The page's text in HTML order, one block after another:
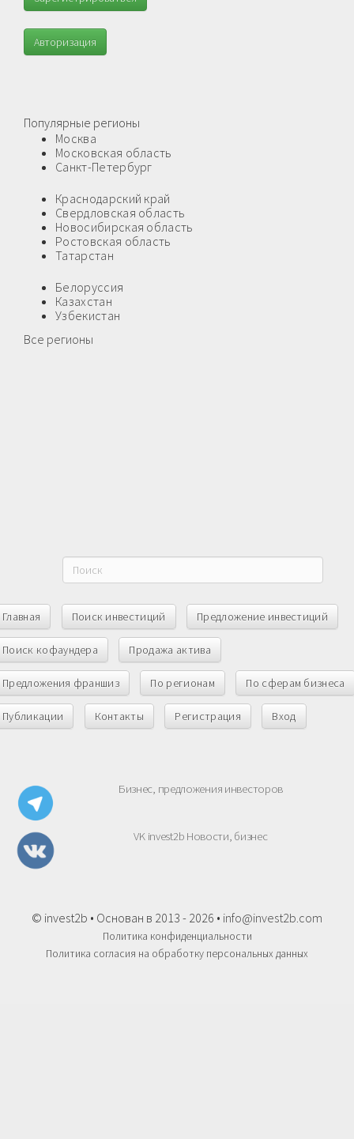
Авторизация
Популярные регионы
Москва
Московская область
Санкт-Петербург
Краснодарский край
Свердловская область
Новосибирская область
Ростовская область
Татарстан
Белоруссия
Казахстан
Узбекистан
Все регионы
Главная Поиск инвестиций Предложение инвестиций
Поиск кофаундера Продажа актива
Предложения франшиз По регионам По сферам бизнеса
Публикации Контакты Регистрация Вход
Бизнес, предложения инвесторов
VK invest2b Новости, бизнес
© invest2b • Основан в 2013 - 2026 • info@invest2b.com
Политика конфиденциальности
Политика согласия на обработку персональных данных